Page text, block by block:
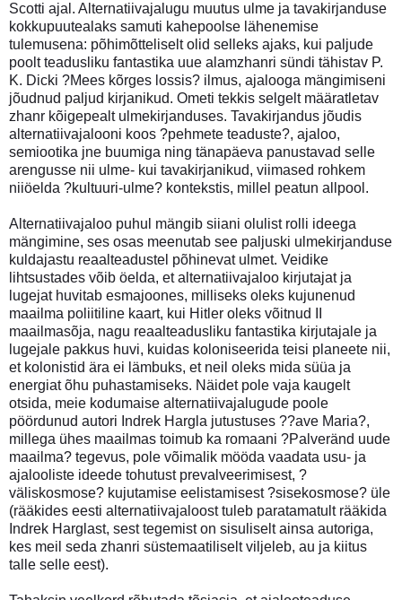
Scotti ajal. Alternatiivajalugu muutus ulme ja tavakirjanduse
kokkupuutealaks samuti kahepoolse lähenemise
tulemusena: põhimõtteliselt olid selleks ajaks, kui paljude
poolt teadusliku fantastika uue alamzhanri sündi tähistav P.
K. Dicki ?Mees kõrges lossis? ilmus, ajalooga mängimiseni
jõudnud paljud kirjanikud. Ometi tekkis selgelt määratletav
zhanr kõigepealt ulmekirjanduses. Tavakirjandus jõudis
alternatiivajalooni koos ?pehmete teaduste?, ajaloo,
semiootika jne buumiga ning tänapäeva panustavad selle
arengusse nii ulme- kui tavakirjanikud, viimased rohkem
niiöelda ?kultuuri-ulme? kontekstis, millel peatun allpool.
Alternatiivajaloo puhul mängib siiani olulist rolli ideega
mängimine, ses osas meenutab see paljuski ulmekirjanduse
kuldajastu reaalteadustel põhinevat ulmet. Veidike
lihtsustades võib öelda, et alternatiivajaloo kirjutajat ja
lugejat huvitab esmajoones, milliseks oleks kujunenud
maailma poliitiline kaart, kui Hitler oleks võitnud II
maailmasõja, nagu reaalteadusliku fantastika kirjutajale ja
lugejale pakkus huvi, kuidas koloniseerida teisi planeete nii,
et kolonistid ära ei lämbuks, et neil oleks mida süüa ja
energiat õhu puhastamiseks. Näidet pole vaja kaugelt
otsida, meie kodumaise alternatiivajalugude poole
pöördunud autori Indrek Hargla jutustuses ??ave Maria?,
millega ühes maailmas toimub ka romaani ?Palveränd uude
maailma? tegevus, pole võimalik mööda vaadata usu- ja
ajalooliste ideede tohutust prevalveerimisest, ?
väliskosmose? kujutamise eelistamisest ?sisekosmose? üle
(rääkides eesti alternatiivajaloost tuleb paratamatult rääkida
Indrek Harglast, sest tegemist on sisuliselt ainsa autoriga,
kes meil seda zhanri süstemaatiliselt viljeleb, au ja kiitus
talle selle eest).